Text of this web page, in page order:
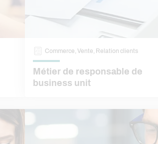
Commerce, Vente, Relation clients
Métier de responsable de
business unit